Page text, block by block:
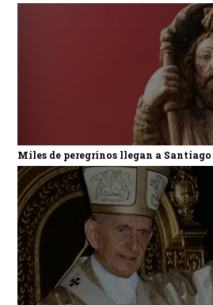
Miles de peregrinos llegan a Santiago